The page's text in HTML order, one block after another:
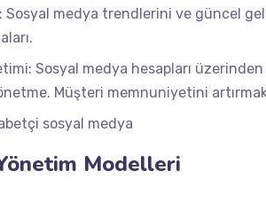
Sosyal medya trendlerini ve güncel
Sosyal medya hesapları üzerinden
Müşteri memnuniyetini
sosyal medya
Modelleri